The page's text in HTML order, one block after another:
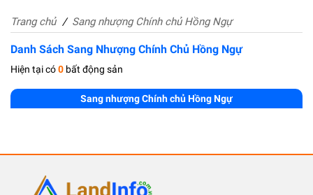
Trang chủ Sang nhượng Chính chủ Hồng Ngự
Danh Sách Sang Nhượng Chính Chủ Hồng Ngự
Hiện tại có0 bất động sản
Sang nhượng Chính chủ Hồng Ngự